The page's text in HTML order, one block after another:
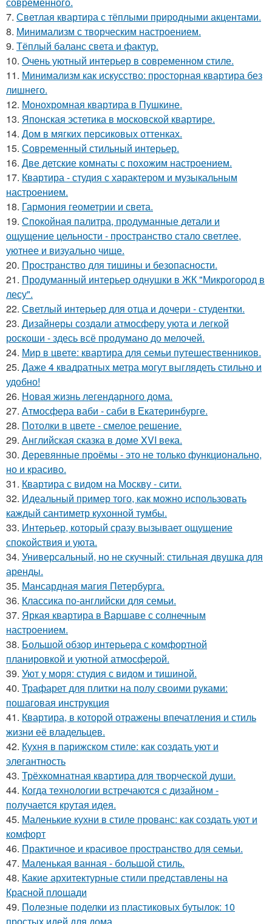
7. Светлая квартира с тёплыми природными акцентами.
8. Минимализм с творческим настроением.
9. Тёплый баланс света и фактур.
10. Очень уютный интерьер в современном стиле.
11. Минимализм как искусство: просторная квартира без
лишнего.
12. Монохромная квартира в Пушкине.
13. Японская эстетика в московской квартире.
14. Дом в мягких персиковых оттенках.
15. Современный стильный интерьер.
16. Две детские комнаты с похожим настроением.
17. Квартира - студия с характером и музыкальным
настроением.
18. Гармония геометрии и света.
19. Спокойная палитра, продуманные детали и
ощущение цельности - пространство стало светлее,
уютнее и визуально чище.
20. Пространство для тишины и безопасности.
21. Продуманный интерьер однушки в ЖК "Микрогород в
лесу".
22. Светлый интерьер для отца и дочери - студентки.
23. Дизайнеры создали атмосферу уюта и легкой
роскоши - здесь всё продумано до мелочей.
24. Мир в цвете: квартира для семьи путешественников.
25. Даже 4 квадратных метра могут выглядеть стильно и
удобно!
26. Новая жизнь легендарного дома.
27. Атмосфера ваби - саби в Екатеринбурге.
28. Потолки в цвете - смелое решение.
29. Английская сказка в доме XVI века.
30. Деревянные проёмы - это не только функционально,
но и красиво.
31. Квартира с видом на Москву - сити.
32. Идеальный пример того, как можно использовать
каждый сантиметр кухонной тумбы.
33. Интерьер, который сразу вызывает ощущение
спокойствия и уюта.
34. Универсальный, но не скучный: стильная двушка для
аренды.
35. Мансардная магия Петербурга.
36. Классика по-английски для семьи.
37. Яркая квартира в Варшаве с солнечным
настроением.
38. Большой обзор интерьера с комфортной
планировкой и уютной атмосферой.
39. Уют у моря: студия с видом и тишиной.
40. Трафарет для плитки на полу своими руками:
пошаговая инструкция
41. Квартира, в которой отражены впечатления и стиль
жизни её владельцев.
42. Кухня в парижском стиле: как создать уют и
элегантность
43. Трёхкомнатная квартира для творческой души.
44. Когда технологии встречаются с дизайном -
получается крутая идея.
45. Маленькие кухни в стиле прованс: как создать уют и
комфорт
46. Практичное и красивое пространство для семьи.
47. Маленькая ванная - большой стиль.
48. Какие архитектурные стили представлены на
Красной площади
49. Полезные поделки из пластиковых бутылок: 10
простых идей для дома